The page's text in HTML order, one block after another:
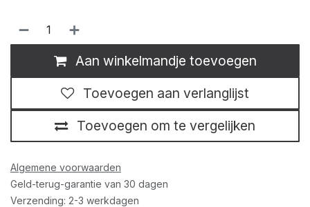
Aan winkelmandje toevoegen
Toevoegen om te vergelijken
Toevoegen aan verlanglijst
Algemene voorwaarden
Geld-terug-garantie van 30 dagen
Verzending: 2-3 werkdagen